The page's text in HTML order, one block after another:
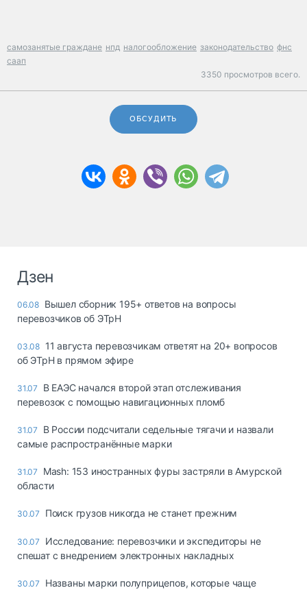
самозанятые граждане нпд налогообложение законодательство фнс
саап
3350 просмотров всего.
ОБСУДИТЬ
Дзен
06.08 Вышел сборник 195+ ответов на вопросы
перевозчиков об ЭТрН
03.08 11 августа перевозчикам ответят на 20+ вопросов
об ЭТрН в прямом эфире
31.07
В ЕАЭС начался второй этап отслеживания
перевозок с помощью навигационных пломб
31.07
В России подсчитали седельные тягачи и назвали
самые распространённые марки
31.07
Mash: 153 иностранных фуры застряли в Амурской
области
30.07 Поиск грузов никогда не станет прежним
30.07
Исследование: перевозчики и экспедиторы не
спешат с внедрением электронных накладных
30.07 Названы марки полуприцепов, которые чаще